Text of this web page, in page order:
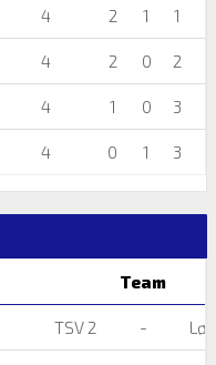
4 2 1 1
4 2 0 2
4 1 0 3
4 0 1 3
Team
TSV 2 -